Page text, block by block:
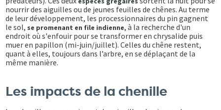
nourrir des aiguilles ou de jeunes feuilles de chênes. Au terme
de leur développement, les processionnaires du pin gagnent
le sol, se promenant en file indienne, à la recherche d'un
endroit où s'enfouir pour se transformer en chrysalide puis
muer en papillon (mi-juin/juillet). Celles du chêne restent,
quant à elles, toujours dans l’arbre, en se déplaçant de la
même manière.
Les impacts de la chenille